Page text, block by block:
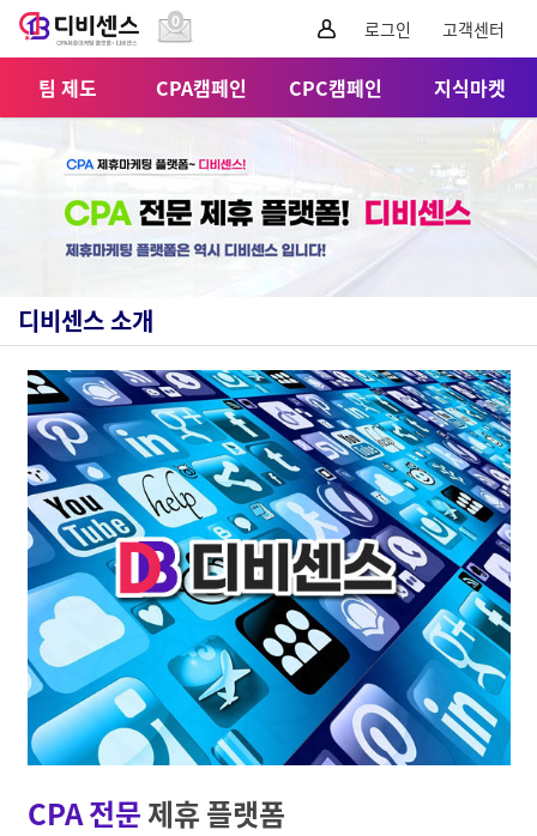
0 로그인 고객센터
팀 제도 CPA캠페인 CPC캠페인 지식마켓
디비센스 소개
CPA 전문제휴 플랫폼